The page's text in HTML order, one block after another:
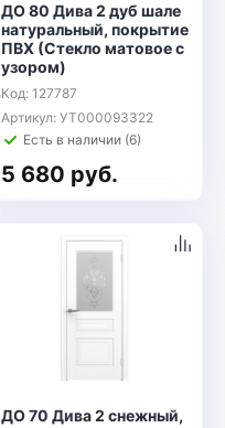
ДО 80 Дива 2 дуб шале
натуральный, покрытие
ПВХ (Стекло матовое с
узором)
Код: 127787
Артикул: УТ000093322
Есть в наличии (6)
5 680 руб.
ДО 70 Дива 2 снежный,